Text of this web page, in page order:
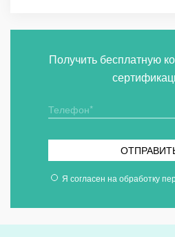
Получить бесплатную
Я согласен на обработку